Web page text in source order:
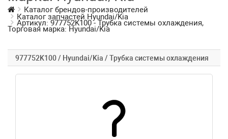
Каталог брендов-производителей
Каталог запчастей Hyundai/Kia
Артикул: 977752K100 - Трубка системы охлаждения,
Торговая марка: Hyundai/Kia
977752K100 / Hyundai/Kia / Трубка системы охлаждения